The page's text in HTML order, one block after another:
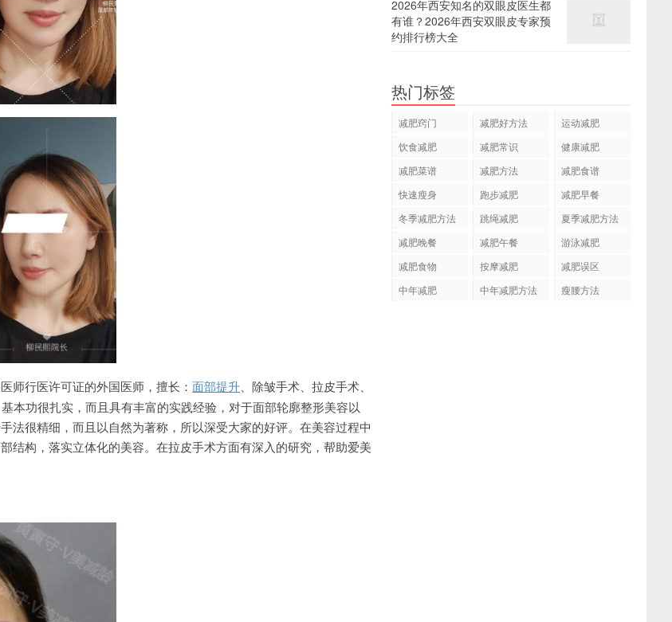
师行医许可证的外国医师，擅长： 面部提升 、除皱手术、拉皮手术、
本功很扎实，而且具有丰富的实践经验，对于面部轮廓整形美容以
法很精细，而且以自然为著称，所以深受大家的好评。在美容过程中
结构，落实立体化的美容。在拉皮手术方面有深入的研究，帮助爱美
2026年西安知名的双眼皮医生都
有谁？2026年西安双眼皮专家预
约排行榜大全
热门标签
减肥窍门 减肥好方法
运动减肥
饮食减肥
减肥常识
健康减肥
减肥菜谱
减肥方法
减肥食谱
快速瘦身
跑步减肥
减肥早餐
冬季减肥方法
跳绳减肥
夏季减肥方法
减肥晚餐
减肥午餐
游泳减肥
减肥食物
按摩减肥
减肥误区
中年减肥
中年减肥方法 瘦腰方法